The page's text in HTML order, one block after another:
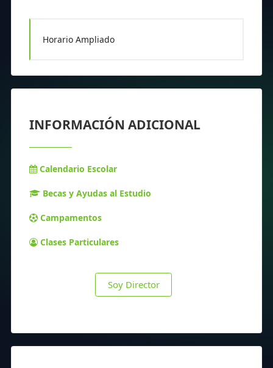
Horario Ampliado
INFORMACIÓN ADICIONAL
Calendario Escolar
Becas y Ayudas al Estudio
Campamentos
Clases Particulares
Soy Director